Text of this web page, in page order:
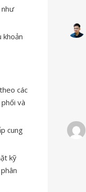
như
khoản
các
và
cung
kỹ